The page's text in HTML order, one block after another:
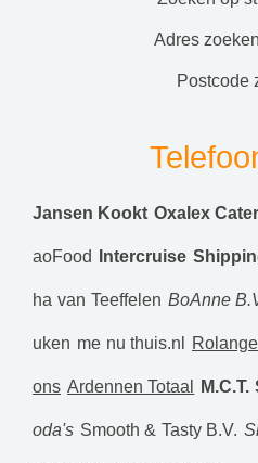
adres
postcode
Jansen Kookt Oxalex
aoFood Intercruise
ha van Teeffelen BoAnne
uken me nu thuis.nl
ons Ardennen Totaal M.C.T.
oda's Smooth & Tasty B.V.